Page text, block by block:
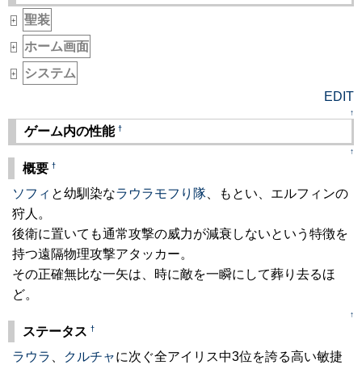
+ 聖装
+ ホーム画面
+
システム
EDIT
↑
ゲーム内の性能 †
↑
概要 †
ソフィ と幼馴染なラウラモフり隊 、もとい、エルフィンの
狩人。
後衛に置いても通常攻撃の威力が減衰しないという特徴を
持つ遠隔物理攻撃アタッカー。
その正確無比な一矢は、時に敵を一瞬にして葬り去るほ
ど。
↑
ステータス †
ラウラ クルチャに次ぐ全アイリス中3位を誇る高い敏捷